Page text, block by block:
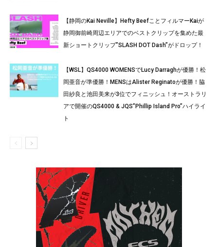
【静岡のKai Neville】Hefty BeefことフィルマーKaiが
静岡御前崎周辺エリアでのベストクリップを集めた最
新ショートクリップ”SLASH DOT Dash”がドロップ！
【WSL】QS4000 WOMENSでLucy Darraghが優勝！松
岡亜音が準優勝！MENSはAlister Reginatoが優勝！脇
田紗良と池田美来が3位でフィニッシュ！オーストラリ
アで開催のQS4000 & JQS”Phillip Island Pro”ハイライ
ト